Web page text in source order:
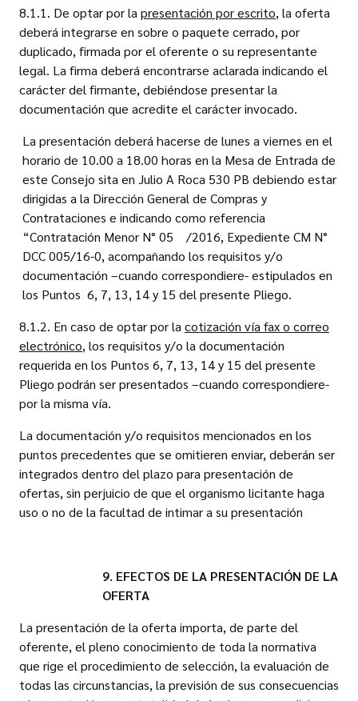
8.1.1. De optar por la presentación por escrito, la oferta
deberá integrarse en sobre o paquete cerrado, por
duplicado, firmada por el oferente o su representante
legal. La firma deberá encontrarse aclarada indicando el
carácter del firmante, debiéndose presentar la
documentación que acredite el carácter invocado.
La presentación deberá hacerse de lunes a viernes en el
horario de 10.00 a 18.00 horas en la Mesa de Entrada de
este Consejo sita en Julio A Roca 530 PB debiendo estar
dirigidas a la Dirección General de Compras y
Contrataciones e indicando como referencia
“Contratación Menor N° 05 /2016, Expediente CM N°
DCC 005/16-0, acompañando los requisitos y/o
documentación –cuando correspondiere- estipulados en
los Puntos 6, 7, 13, 14 y 15 del presente Pliego.
8.1.2. En caso de optar por la cotización vía fax o correo
electrónico, los requisitos y/o la documentación
requerida en los Puntos 6, 7, 13, 14 y 15 del presente
Pliego podrán ser presentados –cuando correspondiere-
por la misma vía.
La documentación y/o requisitos mencionados en los
puntos precedentes que se omitieren enviar, deberán ser
integrados dentro del plazo para presentación de
ofertas, sin perjuicio de que el organismo licitante haga
uso o no de la facultad de intimar a su presentación
9. EFECTOS DE LA PRESENTACIÓN DE LA
OFERTA
La presentación de la oferta importa, de parte del
oferente, el pleno conocimiento de toda la normativa
que rige el procedimiento de selección, la evaluación de
todas las circunstancias, la previsión de sus consecuencias